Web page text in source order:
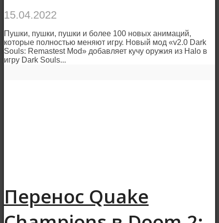
15.04.2022
Пушки, пушки, пушки и более 100 новых анимаций,
которые полностью меняют игру. Новый мод «v2.0 Dark
Souls: Remastest Mod» добавляет кучу оружия из Halo в
игру Dark Souls...
Перенос Quake